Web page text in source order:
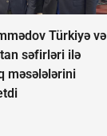
Türkiyə və
səfirləri ilə
məsələlərini